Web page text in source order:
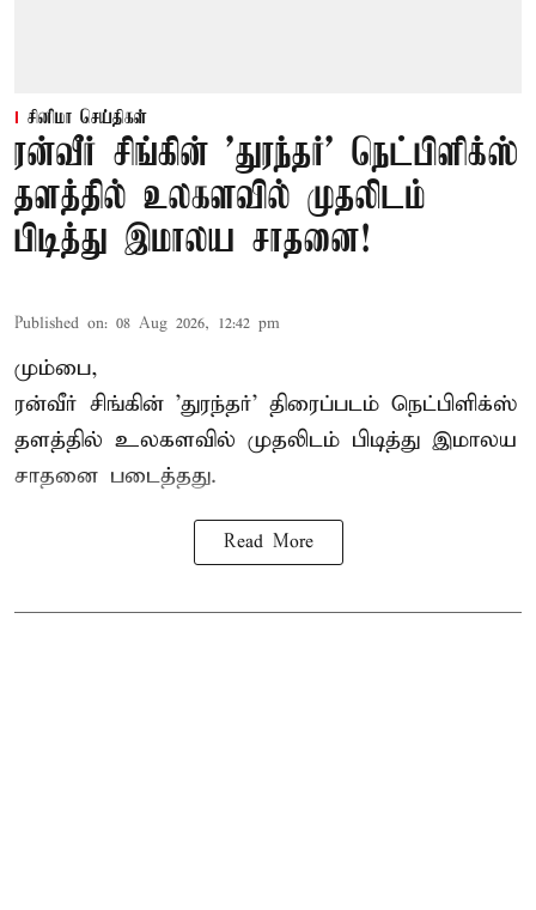
சினிமா செய்திகள்
ரன்வீர் சிங்கின் 'துரந்தர்' நெட்பிளிக்ஸ்
தளத்தில் உலகளவில் முதலிடம்
பிடித்து இமாலய சாதனை!
Published on: 08 Aug 2026, 12:42 pm
மும்பை,
ரன்வீர் சிங்கின் 'துரந்தர்' திரைப்படம் நெட்பிளிக்ஸ்
தளத்தில் உலகளவில் முதலிடம் பிடித்து இமாலய
சாதனை படைத்தது.
Read More